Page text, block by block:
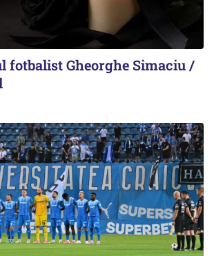
fotbalist Gheorghe Simaciu /